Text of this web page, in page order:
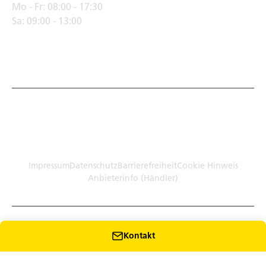
Kontakt
Mo - Fr: 08:00 - 17:30
Sa: 09:00 - 13:00
ImpressumDatenschutzBarrierefreiheitCookie Hinweis
Anbieterinfo (Händler)